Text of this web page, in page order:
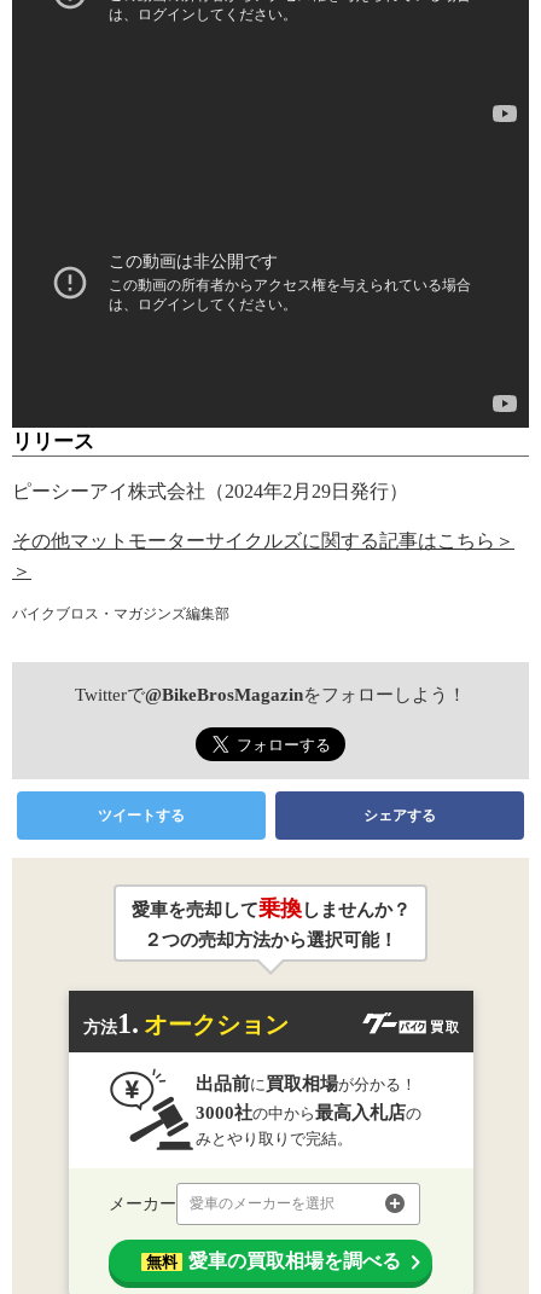
リリース
ピーシーアイ株式会社（2024年2月29日発行）
その他マットモーターサイクルズに関する記事はこちら＞
＞
バイクブロス・マガジンズ編集部
Twitterで@BikeBrosMagazinをフォローしよう！
ツイートする シェアする
愛車を売却して乗換しませんか？
２つの売却方法から選択可能！
方法1. オークション
出品前に買取相場が分かる！
3000社の中から最高入札店の
みとやり取りで完結。
メーカー 愛車のメーカーを選択
無料 愛車の買取相場を調べる